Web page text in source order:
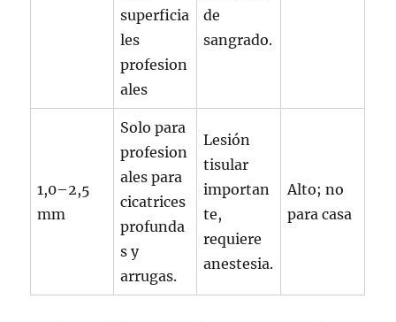
superficia
les
profesion
ales
de
sangrado.
1,0–2,5
mm
Solo para
profesion
ales para
cicatrices
profunda
s y
arrugas.
Lesión
tisular
importan
te,
requiere
anestesia.
Alto; no
para casa